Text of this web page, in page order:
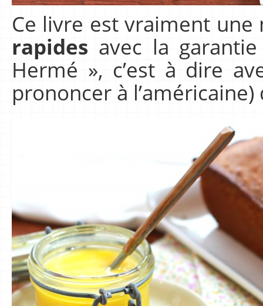
Ce livre est vraiment
rapides avec la
Hermé », c’est à dire
prononcer à